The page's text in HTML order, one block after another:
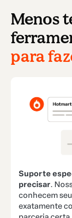
Menos
para
Suporte
precisar.
conhecem
exatamente